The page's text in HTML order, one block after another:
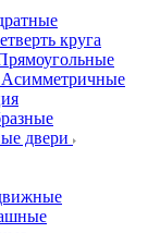
круга
Асимметричные
двери